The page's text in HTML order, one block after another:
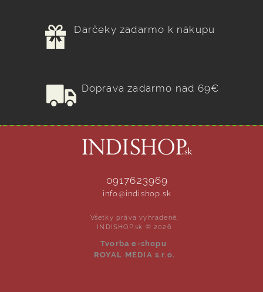
Darčeky zadarmo k nákupu
Doprava zadarmo nad 69€
0917623969
info@indishop.sk
Všetky práva vyhradené.
INDISHOP.sk © 2026
Tvorba e-shopu:
ROYAL MEDIA s.r.o.